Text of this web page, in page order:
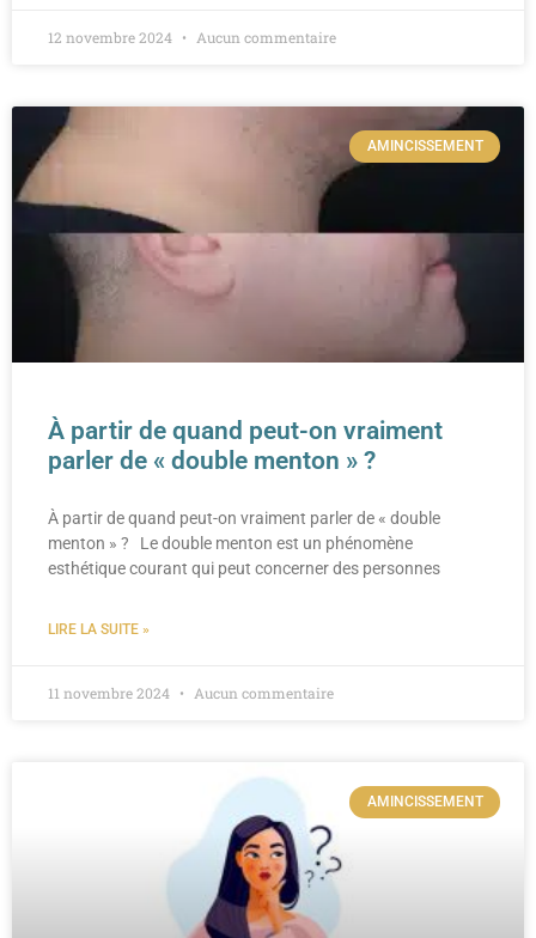
12 novembre 2024 Aucun commentaire
AMINCISSEMENT
À partir de quand peut-on vraiment
parler de « double menton » ?
À partir de quand peut-on vraiment parler de « double
menton » ? Le double menton est un phénomène
esthétique courant qui peut concerner des personnes
LIRE LA SUITE »
11 novembre 2024 Aucun commentaire
AMINCISSEMENT